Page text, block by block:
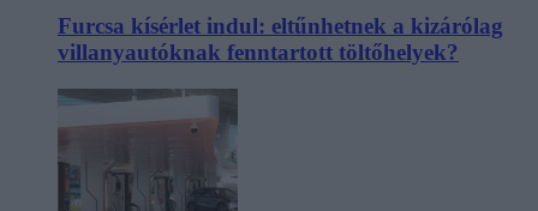
Furcsa kísérlet indul: eltűnhetnek a kizárólag
villanyautóknak fenntartott töltőhelyek?